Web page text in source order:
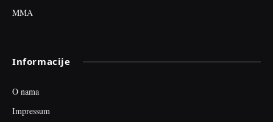
MMA
Informacije
O nama
Impressum